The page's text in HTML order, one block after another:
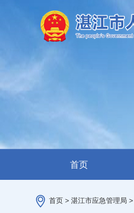
首页
首页 > 湛江市应急管理局 >